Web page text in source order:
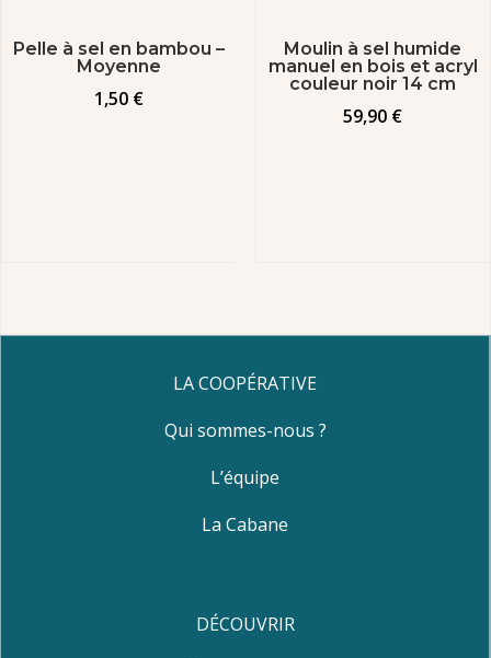
Pelle à sel en bambou –
Moyenne
1,50 €
Moulin à sel humide
manuel en bois et acryl
couleur noir 14 cm
59,90 €
LA COOPÉRATIVE
Qui sommes-nous ?
L’équipe
La Cabane
DÉCOUVRIR